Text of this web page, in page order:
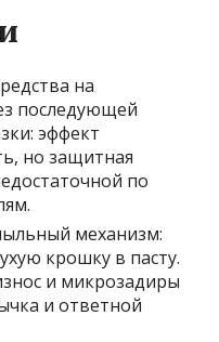
на
последующей
эффект
но защитная
по
механизм:
крошку в пасту.
и микрозадиры
и ответной